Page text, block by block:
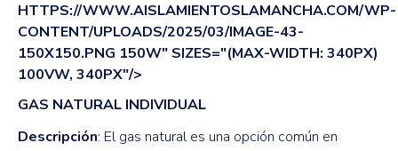
HTTPS://WWW.AISLAMIENTOSLAMANCHA.COM/WP-
CONTENT/UPLOADS/2025/03/IMAGE-43-
150X150.PNG 150W" SIZES="(MAX-WIDTH: 340PX)
100VW, 340PX"/>
GAS NATURAL INDIVIDUAL
Descripción: El gas natural es una opción común en